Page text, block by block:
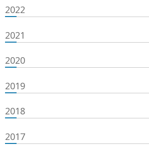
2022
2021
2020
2019
2018
2017